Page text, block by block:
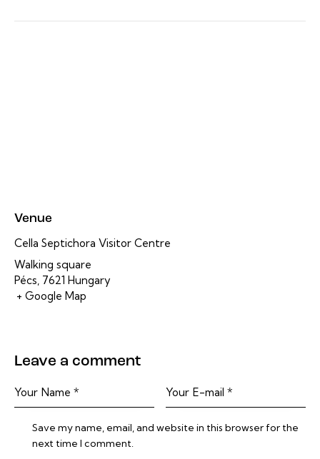
Venue
Cella Septichora Visitor Centre
Walking square
Pécs, 7621 Hungary
+ Google Map
Leave a comment
Save my name, email, and website in this browser for the
next time I comment.